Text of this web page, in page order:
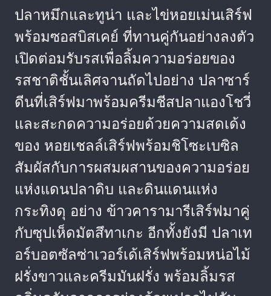
ปลาหมึกและทูน่า และไข่หอยเม่นเสิร์ฟ
พร้อมซอสบิสเคย์ ที่ทานคู่กันอย่างลงตัว
เปิดต่อมรับรสเพื่อลิ้มความอร่อยของ
รสชาติชั้นเลิศจานถัดไปอย่าง ปลาซาร์
ดีนที่เสิร์ฟมาพร้อมครีมชีสปลาแองโชวี่
และสะกดความอร่อยด้วยความสดเด้ง
ของ หอยเชลล์เสิร์ฟพร้อมชิโซะเบซิล
สัมผัสกับการผสมผสานของความอร่อย
แห่งแดนปลาดิบ และดินแดนแห่ง
กระทิงดุ อย่าง ข้าวคารามารีเสิร์ฟมาคู่
กับซุปเห็ดมัตสึทาเกะ อีกทั้งยังมี ปลาเท
อร์บอตซัลซ่าเวอร์เด้เสิร์ฟพร้อมหน่อไม้
ฝรั่งขาวและครีมมันฝรั่ง พร้อมลิ้มรส